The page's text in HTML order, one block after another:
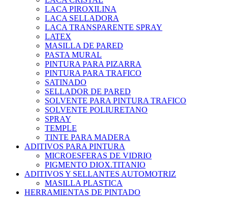
LACA PIROXILINA
LACA SELLADORA
LACA TRANSPARENTE SPRAY
LATEX
MASILLA DE PARED
PASTA MURAL
PINTURA PARA PIZARRA
PINTURA PARA TRAFICO
SATINADO
SELLADOR DE PARED
SOLVENTE PARA PINTURA TRAFICO
SOLVENTE POLIURETANO
SPRAY
TEMPLE
TINTE PARA MADERA
ADITIVOS PARA PINTURA
MICROESFERAS DE VIDRIO
PIGMENTO DIOX.TITANIO
ADITIVOS Y SELLANTES AUTOMOTRIZ
MASILLA PLASTICA
HERRAMIENTAS DE PINTADO